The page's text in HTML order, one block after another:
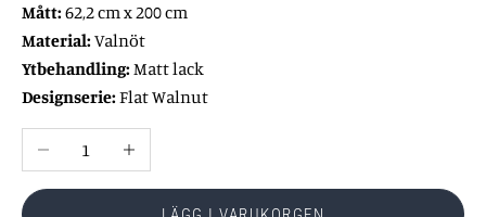
Mått:62,2 cm x 200 cm
Material:Valnöt
Ytbehandling:Matt lack
Designserie:Flat Walnut
Minska antal Öka antal